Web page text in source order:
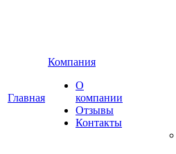
Главная
Компания
О
компании
Отзывы
Контакты